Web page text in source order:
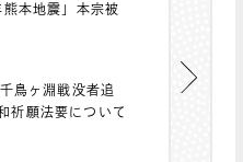
熊本地震」本宗被
鳥ヶ淵戦没者追
祈願法要について